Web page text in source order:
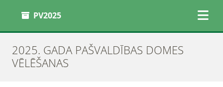
PV2025
2025. GADA PAŠVALDĪBAS DOMES
VĒLĒŠANAS